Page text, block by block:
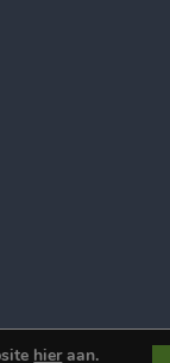
hieraan.